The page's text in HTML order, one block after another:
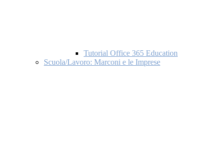
Tutorial Office 365 Education
Scuola/Lavoro: Marconi e le Imprese